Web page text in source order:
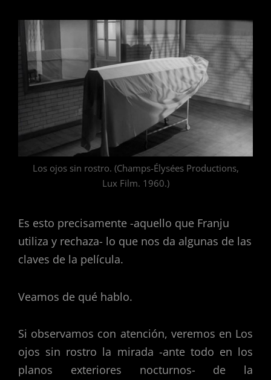
Los ojos sin rostro. (Champs-Élysées Productions,
Lux Film. 1960.)
Es esto precisamente -aquello que Franju
utiliza y rechaza- lo que nos da algunas de las
claves de la película.
Veamos de qué hablo.
Si observamos con atención, veremos en Los
ojos sin rostro la mirada -ante todo en los
planos exteriores nocturnos- de la